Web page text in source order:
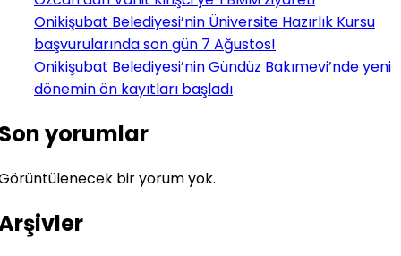
Onikişubat Belediyesi’nin Üniversite Hazırlık Kursu
başvurularında son gün 7 Ağustos!
Onikişubat Belediyesi’nin Gündüz Bakımevi’nde yeni
dönemin ön kayıtları başladı
yorumlar
bir yorum yok.